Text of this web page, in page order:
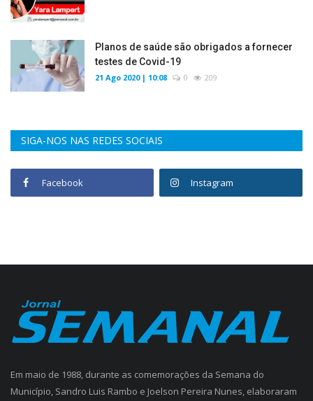
Planos de saúde são obrigados a fornecer
testes de Covid-19
21 Ago 2020 | 10:08 0 209
SIGA-NOS NAS REDES SOCIAIS
Facebook Instagram
Em maio de 1988, durante as comemorações da Semana do
Município, Sandro Luis Rambo e Joelson Pereira Nunes, elaboraram